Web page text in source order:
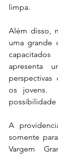
limpa.
Além disso,
uma grande
apresenta
os jovens.
possibilidade
A
somente
Vargem